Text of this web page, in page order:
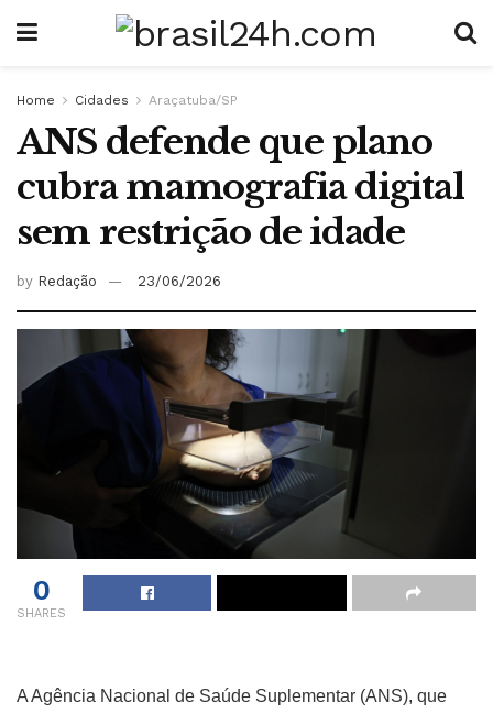
Home Cidades Araçatuba/SP
ANS defende que plano
cubra mamografia digital
sem restrição de idade
by Redação 23/06/2026
0
SHARES
A Agência Nacional de Saúde Suplementar (ANS), que